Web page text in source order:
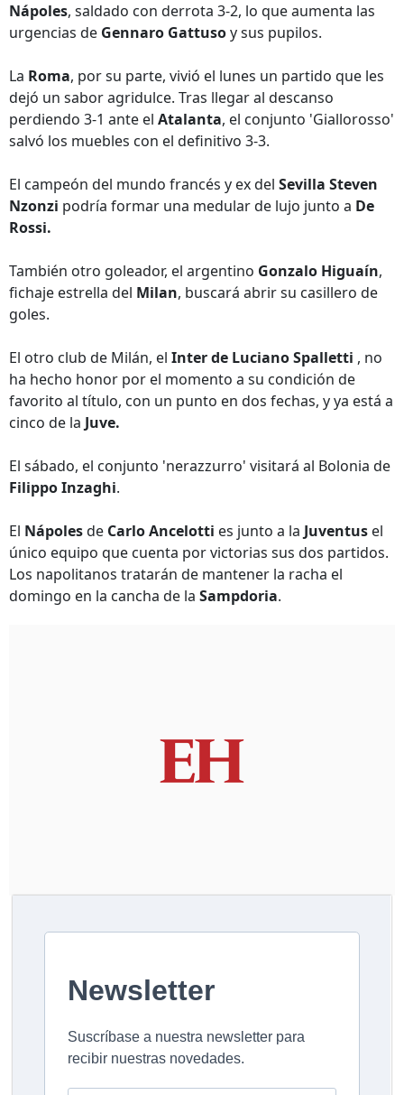
Nápoles, saldado con derrota 3-2, lo que aumenta las
urgencias de Gennaro Gattusoy sus pupilos.
La Roma, por su parte, vivió el lunes un partido que les
dejó un sabor agridulce. Tras llegar al descanso
perdiendo 3-1 ante el Atalanta, el conjunto 'Giallorosso'
salvó los muebles con el definitivo 3-3.
El campeón del mundo francés y ex del Sevilla Steven
Nzonzi podría formar una medular de lujo junto a De
Rossi.
También otro goleador, el argentino Gonzalo Higuaín,
fichaje estrella del Milan, buscará abrir su casillero de
goles.
El otro club de Milán, el Inter de Luciano Spalletti , no
ha hecho honor por el momento a su condición de
favorito al título, con un punto en dos fechas, y ya está a
cinco de la Juve.
El sábado, el conjunto 'nerazzurro' visitará al Bolonia de
Filippo Inzaghi.
El Nápolesde Carlo Ancelotti es junto a la Juventus el
único equipo que cuenta por victorias sus dos partidos.
Los napolitanos tratarán de mantener la racha el
domingo en la cancha de la Sampdoria.